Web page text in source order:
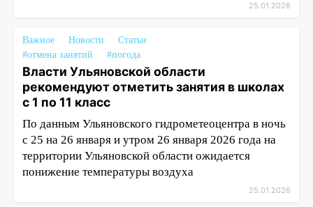
25.01.2026
Важное Новости
Статьи
#отмена занятий
#погода
Власти Ульяновской области
рекомендуют отметить занятия в школах
с 1 по 11 класс
По данным Ульяновского гидрометеоцентра в ночь
с 25 на 26 января и утром 26 января 2026 года на
территории Ульяновской области ожидается
понижение температуры воздуха
25.01.2026